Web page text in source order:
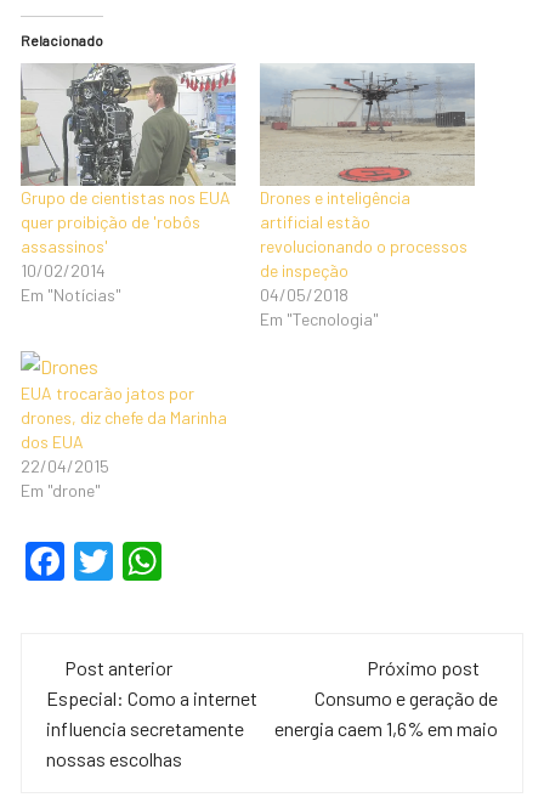
Relacionado
Grupo de cientistas nos EUA
quer proibição de 'robôs
assassinos'
10/02/2014
Em "Notícias"
Drones e inteligência
artificial estão
revolucionando o processos
de inspeção
04/05/2018
Em "Tecnologia"
EUA trocarão jatos por
drones, diz chefe da Marinha
dos EUA
22/04/2015
Em "drone"
F
e
b
o
T
er s
A
p
Navegação
de
post
Post anterior
Especial: Como a internet
influencia secretamente
nossas escolhas
Próximo post
Consumo e geração de
energia caem 1,6% em maio